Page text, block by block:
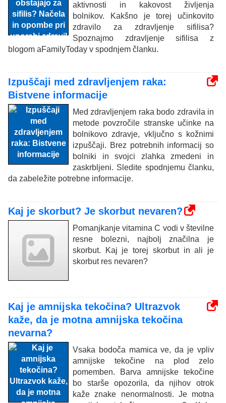
aktivnosti in kakovost življenja
bolnikov. Kakšno je torej učinkovito
zdravilo za zdravljenje sifilisa?
Spoznajmo zdravljenje sifilisa z
blogom aFamilyToday v spodnjem članku.
Izpuščaji med zdravljenjem raka:
Bistvene informacije
Med zdravljenjem raka bodo zdravila in
metode povzročile stranske učinke na
bolnikovo zdravje, vključno s kožnimi
izpuščaji. Brez potrebnih informacij so
bolniki in svojci zlahka zmedeni in
zaskrbljeni. Sledite spodnjemu članku,
da zabeležite potrebne informacije.
Kaj je skorbut? Je skorbut nevaren?
Pomanjkanje vitamina C vodi v številne
resne bolezni, najbolj značilna je
skorbut. Kaj je torej skorbut in ali je
skorbut res nevaren?
Kaj je amnijska tekočina? Ultrazvok
kaže, da je motna amnijska tekočina
nevarna?
Vsaka bodoča mamica ve, da je vpliv
amnijske tekočine na plod zelo
pomemben. Barva amnijske tekočine
bo starše opozorila, da njihov otrok
kaže znake nenormalnosti. Je motna